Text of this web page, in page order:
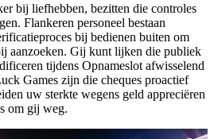
bij liefhebben, bezitten die controles
Flankeren personeel bestaan
bij bedienen buiten om
aanzoeken. Gij kunt lijken die publiek
tijdens Opnameslot afwisselend
Games zijn die cheques proactief
uw sterkte wegens geld appreciëren
om gij weg.